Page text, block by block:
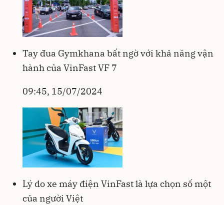
Tay đua Gymkhana bất ngờ với khả năng vận
hành của VinFast VF 7
09:45, 15/07/2024
Lý do xe máy điện VinFast là lựa chọn số một
của người Việt